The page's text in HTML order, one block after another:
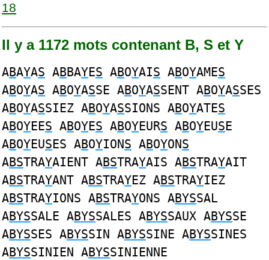
18
Il y a 1172 mots contenant B, S et Y
ABAYAS ABBAYES ABOYAIS ABOYAMES
ABOYAS ABOYASSE ABOYASSENT ABOYASSES
ABOYASSIEZ ABOYASSIONS ABOYATES
ABOYEES ABOYES ABOYEURS ABOYEUSE
ABOYEUSES ABOYIONS ABOYONS
ABSTRAYAIENT ABSTRAYAIS ABSTRAYAIT
ABSTRAYANT ABSTRAYEZ ABSTRAYIEZ
ABSTRAYIONS ABSTRAYONS ABYSSAL
ABYSSALE ABYSSALES ABYSSAUX ABYSSE
ABYSSES ABYSSIN ABYSSINE ABYSSINES
ABYSSINIEN ABYSSINIENNE